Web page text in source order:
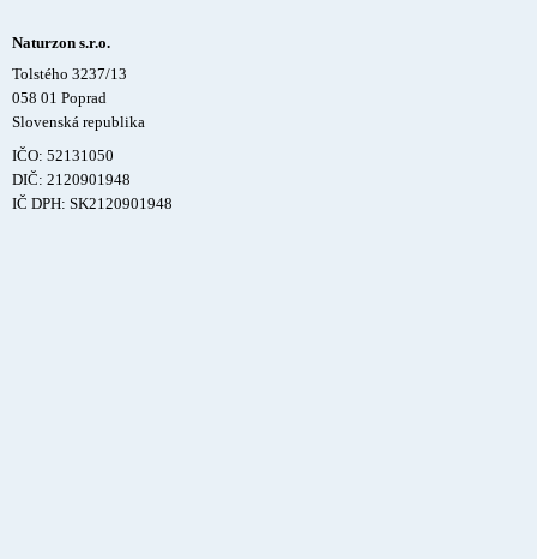
Naturzon s.r.o.
Tolstého 3237/13
058 01 Poprad
Slovenská republika
IČO: 52131050
DIČ: 2120901948
IČ DPH: SK2120901948